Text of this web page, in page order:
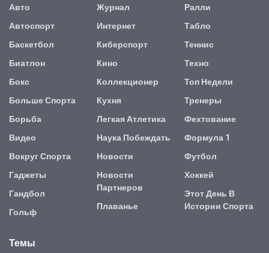
Авто
Автоспорт
Баскетбол
Биатлон
Бокс
Больше Спорта
Борьба
Видео
Вокруг Спорта
Гаджеты
Гандбол
Гольф
Журнал
Интернет
Киберспорт
Кино
Коллекционер
Кухня
Легкая Атлетика
Наука Побеждать
Новости
Новости
Партнеров
Плаванье
Ралли
Табло
Теннис
Техно
Топ Недели
Тренеры
Фехтование
Формула 1
Футбол
Хоккей
Этот День В
Истории Спорта
Темы